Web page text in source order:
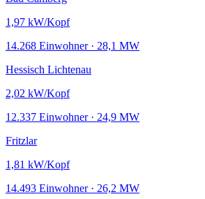
1,97 kW/Kopf
14.268 Einwohner · 28,1 MW
Hessisch Lichtenau
2,02 kW/Kopf
12.337 Einwohner · 24,9 MW
Fritzlar
1,81 kW/Kopf
14.493 Einwohner · 26,2 MW